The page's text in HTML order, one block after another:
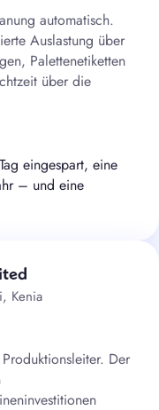
automatisch.
Auslastung über
Palettenetiketten
über die
eingespart, eine
– und eine
Kenia
Der